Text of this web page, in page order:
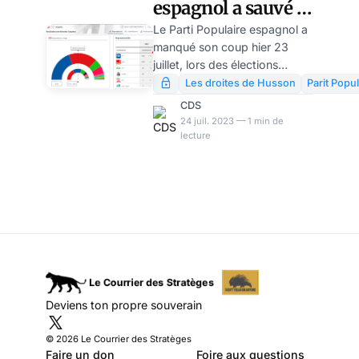
espagnol a sauvé la
mise aux
socialistes
Le Parti Populaire espagnol a
manqué son coup hier 23
juillet, lors des élections
législatives anticipées.. Il ne
devance le parti socialiste
sortant et usé que de 330
000 voix. Quand donc la
Les droites de Husson
Parit
CDS
24 juil. 2023 — 1 min de
lecture
Deviens ton propre souverain
© 2026 Le Courrier des Stratèges
Faire un don Foire aux questions